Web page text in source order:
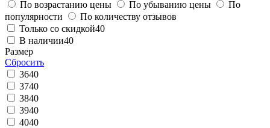
По возрастанию цены
По убыванию цены
По
популярности
По количеству отзывов
Только со скидкой40
В наличии40
Размер
Сбросить
3640
3740
3840
3940
4040